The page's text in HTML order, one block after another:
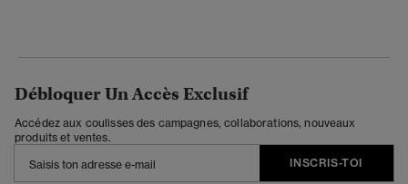
Débloquer Un Accès Exclusif
Accédez aux coulisses des campagnes, collaborations, nouveaux
produits et ventes.
INSCRIS-TOI